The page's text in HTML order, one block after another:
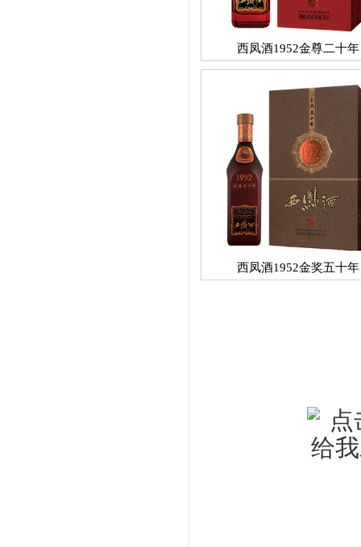
西凤酒1952金尊二十年
西凤酒1952金奖五十年